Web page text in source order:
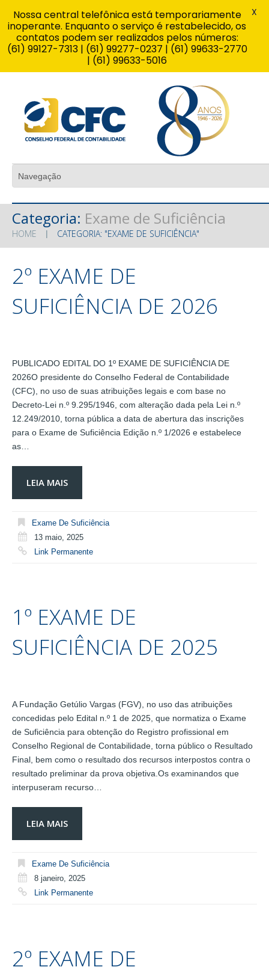
Categoria: Exame de Suficiência
HOME CATEGORIA: "EXAME DE SUFICIÊNCIA"
2º EXAME DE
SUFICIÊNCIA DE 2026
PUBLICADO EDITAL DO 1º EXAME DE SUFICIÊNCIA DE
2026O presidente do Conselho Federal de Contabilidade
(CFC), no uso de suas atribuições legais e com base no
Decreto-Lei n.º 9.295/1946, com alteração dada pela Lei n.º
12.249/2010, torna pública a data de abertura das inscrições
para o Exame de Suficiência Edição n.º 1/2026 e estabelece
as…
LEIA MAIS
Exame De Suficiência
13 maio, 2025
Link Permanente
1º EXAME DE
SUFICIÊNCIA DE 2025
A Fundação Getúlio Vargas (FGV), no uso das atribuições
concedidas pelo Edital n.º 1 de 2025, que normatiza o Exame
de Suficiência para obtenção do Registro profissional em
Conselho Regional de Contabilidade, torna público o Resultado
Final, bem como o resultado dos recursos interpostos contra o
resultado preliminar da prova objetiva.Os examinandos que
interpuseram recurso…
LEIA MAIS
Exame De Suficiência
8 janeiro, 2025
Link Permanente
2º EXAME DE
Nossa central telefônica está temporariamente
inoperante. Enquanto o serviço é restabelecido, os
contatos podem ser realizados pelos números:
(61) 99127-7313 | (61) 99277-0237 | (61) 99633-2770
| (61) 99633-5016
X